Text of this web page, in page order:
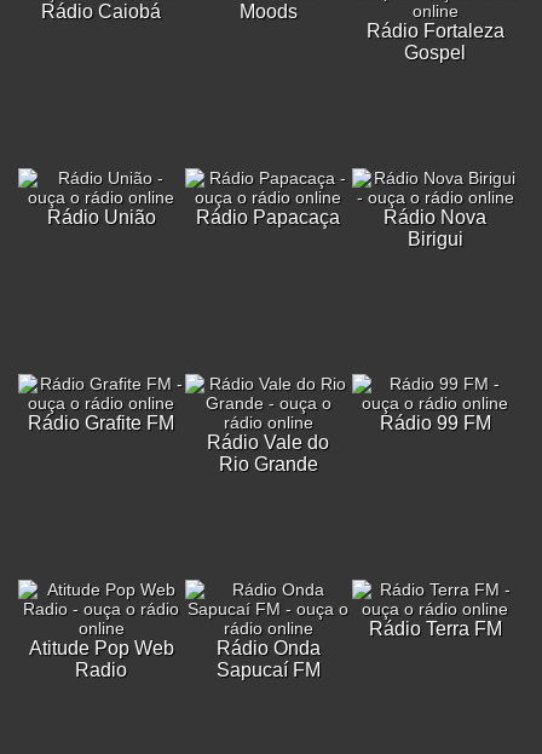
Rádio Caiobá
Moods
Rádio Fortaleza
Gospel
Rádio União Rádio Papacaça
Rádio Nova
Birigui
Rádio Grafite FM
Rádio Vale do
Rio Grande
Rádio 99 FM
Atitude Pop Web
Radio
Rádio Onda
Sapucaí FM
Rádio Terra FM